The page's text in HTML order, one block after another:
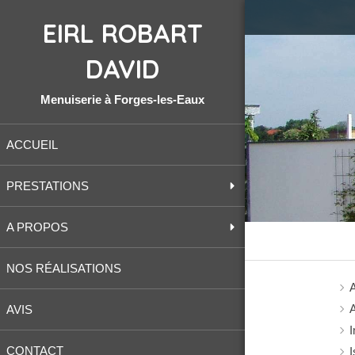
EIRL ROBART
DAVID
Menuiserie à Forges-les-Eaux
ACCUEIL
PRESTATIONS
A PROPOS
NOS RÉALISATIONS
AVIS
CONTACT